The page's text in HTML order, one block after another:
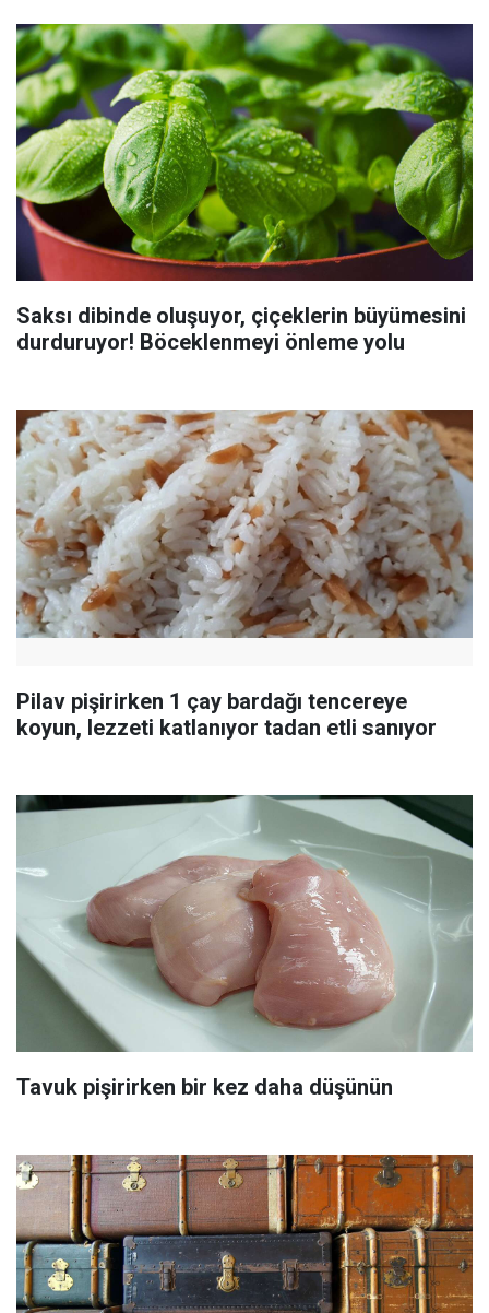
Saksı dibinde oluşuyor, çiçeklerin büyümesini
durduruyor! Böceklenmeyi önleme yolu
Pilav pişirirken 1 çay bardağı tencereye
koyun, lezzeti katlanıyor tadan etli sanıyor
Tavuk pişirirken bir kez daha düşünün